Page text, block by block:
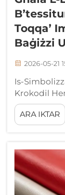
Toqqa’
Baġiżzi
2026-05-21
Is-
Krokodil
b’tessitura
tmar minn
qabel li
natura diġà
ARA IKTAR